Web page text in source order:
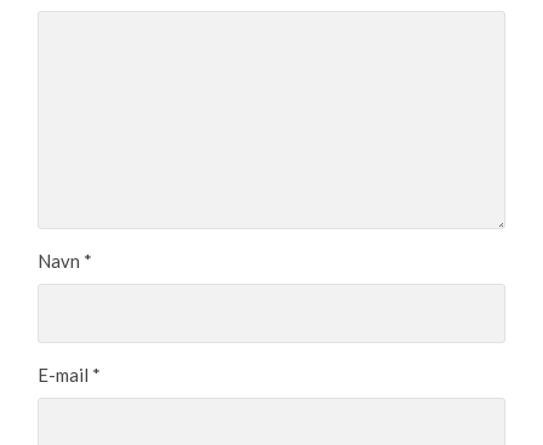
Navn *
E-mail *